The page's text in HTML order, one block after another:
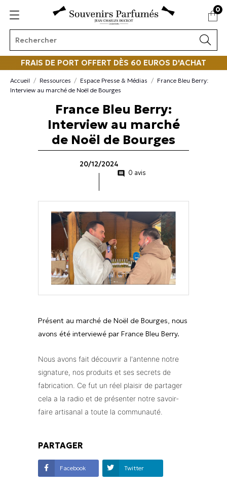
0
FRAIS DE PORT OFFERT DÈS 60 EUROS D'ACHAT
Accueil Ressources Espace Presse & Médias
France Bleu Berry:
Interview au marché de Noël de Bourges
France Bleu Berry:
Interview au marché
de Noël de Bourges
20/12/2024
comment 0 avis
Présent au marché de Noël de Bourges, nous
avons été interviewé par France Bleu Berry.
Nous avons fait découvrir a l'antenne notre
signature, nos produits et ses secrets de
fabrication. Ce fut un réel plaisir de partager
cela a la radio et de présenter notre savoir-
faire artisanal a toute la communauté.
PARTAGER
Facebook Twitter